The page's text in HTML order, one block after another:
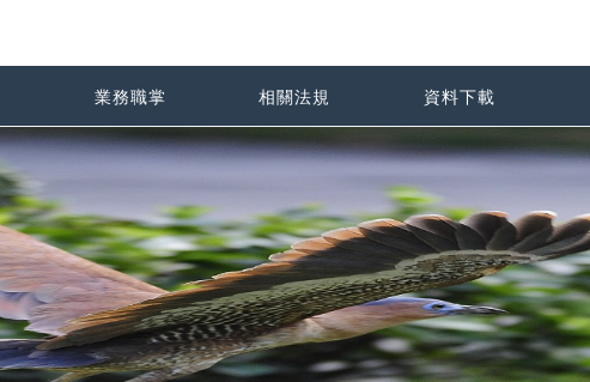
業務職掌 相關法規 資料下載